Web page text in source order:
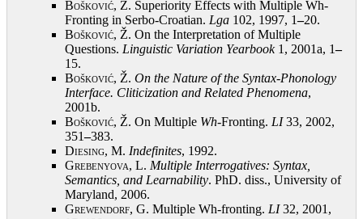
Bošković, Ž. Superiority Effects with Multiple Wh-
Fronting in Serbo-Croatian. Lga 102, 1997, 1–20.
Bošković, Ž. On the Interpretation of Multiple
Questions. Linguistic Variation Yearbook1, 2001a, 1–
15.
Bošković, Ž. On the Nature of the Syntax-Phonology
Interface. Cliticization and Related Phenomena,
2001b.
Bošković, Ž. On Multiple Wh-Fronting. LI33, 2002,
351–383.
Diesing, M. Indefinites, 1992.
Grebenyova, L. Multiple Interrogatives: Syntax,
Semantics, and Learnability. PhD. diss., University of
Maryland, 2006.
Grewendorf, G. Multiple Wh-fronting. LI32, 2001,